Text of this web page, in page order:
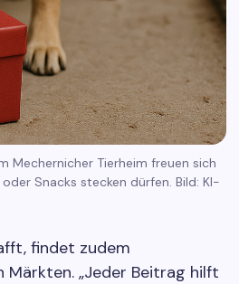
Mechernicher Tierheim freuen sich
Snacks stecken dürfen. Bild: KI-
findet zudem
„Jeder Beitrag hilft